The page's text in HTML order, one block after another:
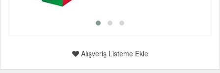
Alışveriş Listeme Ekle